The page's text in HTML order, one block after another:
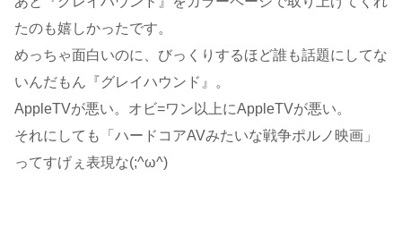
たのも嬉しかったです。
めっちゃ面白いのに、びっくりするほど誰も話題にしてな
いんだもん『グレイハウンド』。
AppleTVが悪い。オビ=ワン以上にAppleTVが悪い。
それにしても「ハードコアAVみたいな戦争ポルノ映画」
ってすげぇ表現な(;^ω^)